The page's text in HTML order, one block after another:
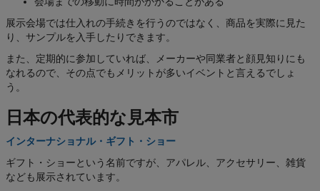
展示会場では仕入れの手続きを行うのではなく、商品を実際に見た
り、サンプルを入手したりできます。
また、定期的に参加していれば、メーカーや同業者と顔見知りにも
なれるので、その点でもメリットが多いイベントと言えるでしょ
う。
日本の代表的な見本市
インターナショナル・ギフト・ショー
ギフト・ショーという名前ですが、アパレル、アクセサリー、雑貨
なども展示されています。